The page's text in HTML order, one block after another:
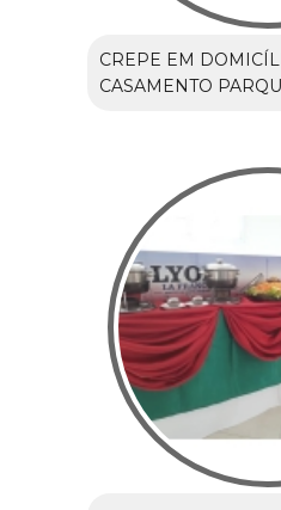
CREPE EM
CASAMENTO